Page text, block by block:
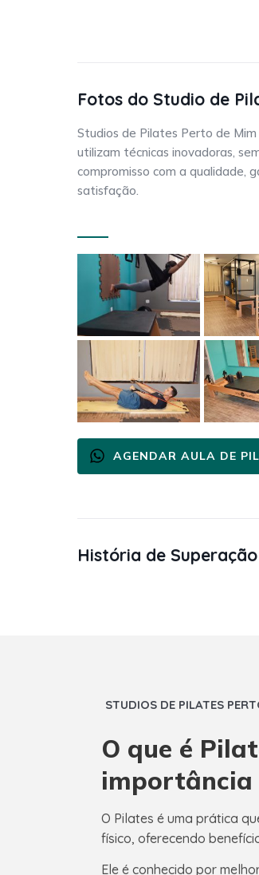
Fotos do Studio de
Studios de Pilates Perto de
utilizam técnicas inovadoras,
compromisso com a qualidade,
satisfação.
AGENDAR AULA DE
História de Superação
STUDIOS DE PILATES
O que é
importância
O Pilates é uma prática
físico, oferecendo
Ele é conhecido por